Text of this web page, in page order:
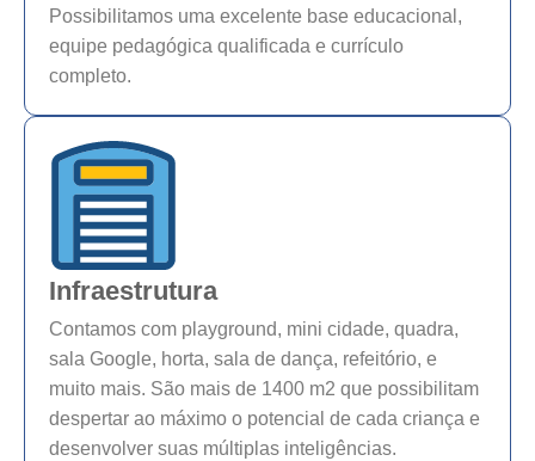
Possibilitamos uma excelente base educacional,
equipe pedagógica qualificada e currículo
completo.
Infraestrutura
Contamos com playground, mini cidade, quadra,
sala Google, horta, sala de dança, refeitório, e
muito mais. São mais de 1400 m2 que possibilitam
despertar ao máximo o potencial de cada criança e
desenvolver suas múltiplas inteligências.